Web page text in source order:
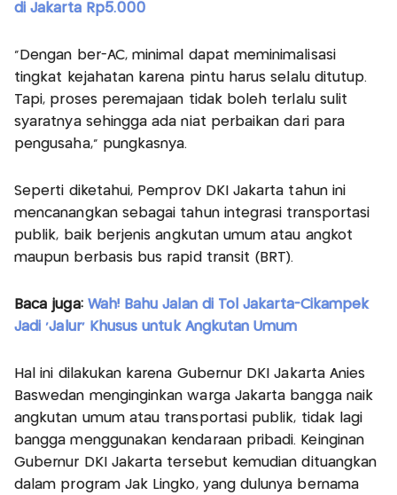
di Jakarta Rp5.000
”Dengan ber-AC, minimal dapat meminimalisasi
tingkat kejahatan karena pintu harus selalu ditutup.
Tapi, proses peremajaan tidak boleh terlalu sulit
syaratnya sehingga ada niat perbaikan dari para
pengusaha,” pungkasnya.
Seperti diketahui, Pemprov DKI Jakarta tahun ini
mencanangkan sebagai tahun integrasi transportasi
publik, baik berjenis angkutan umum atau angkot
maupun berbasis bus rapid transit (BRT).
Baca juga: Wah! Bahu Jalan di Tol Jakarta-Cikampek
Jadi 'Jalur' Khusus untuk Angkutan Umum
Hal ini dilakukan karena Gubernur DKI Jakarta Anies
Baswedan menginginkan warga Jakarta bangga naik
angkutan umum atau transportasi publik, tidak lagi
bangga menggunakan kendaraan pribadi. Keinginan
Gubernur DKI Jakarta tersebut kemudian dituangkan
dalam program Jak Lingko, yang dulunya bernama